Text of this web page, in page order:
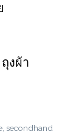
งผ้า
secondhand